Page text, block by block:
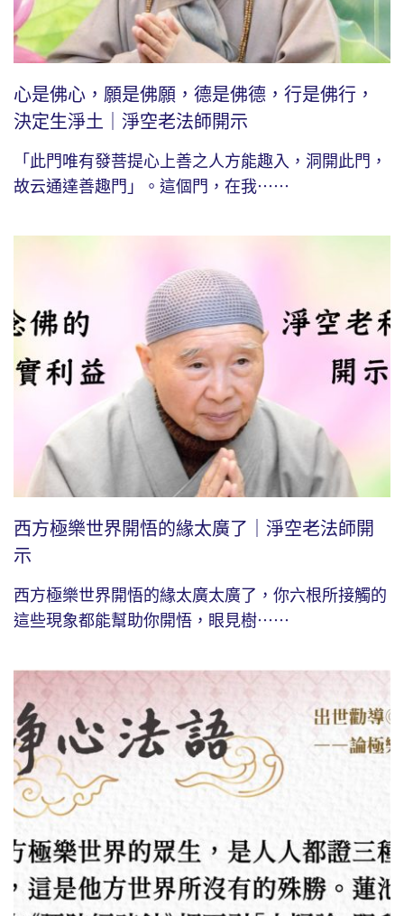
心是佛心，願是佛願，德是佛德，行是佛行，
決定生淨土｜淨空老法師開示
「此門唯有發菩提心上善之人方能趣入，洞開此門，
故云通達善趣門」。這個門，在我⋯⋯
西方極樂世界開悟的緣太廣了｜淨空老法師開
示
西方極樂世界開悟的緣太廣太廣了，你六根所接觸的
這些現象都能幫助你開悟，眼見樹⋯⋯